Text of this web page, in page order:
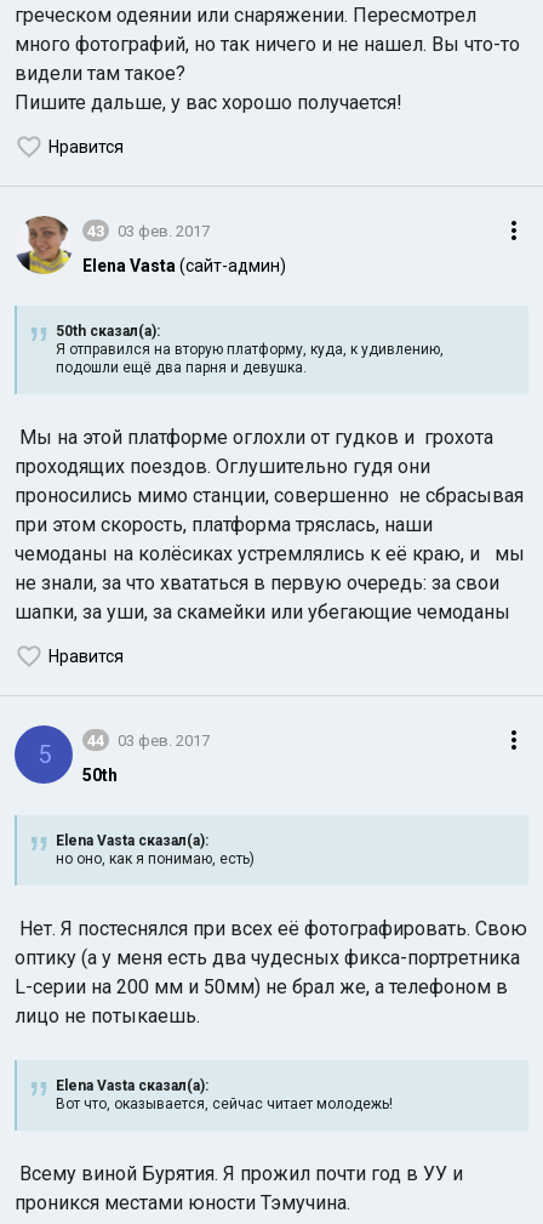
греческом одеянии или снаряжении. Пересмотрел
много фотографий, но так ничего и не нашел. Вы что-то
видели там такое?
Пишите дальше, у вас хорошо получается!
Нравится
43 03 фев. 2017
Elena Vasta (сайт-админ)
50th сказал(а):
Я отправился на вторую платформу, куда, к удивлению,
подошли ещё два парня и девушка.
Мы на этой платформе оглохли от гудков и грохота
проходящих поездов. Оглушительно гудя они
проносились мимо станции, совершенно не сбрасывая
при этом скорость, платформа тряслась, наши
чемоданы на колёсиках устремлялись к её краю, и мы
не знали, за что хвататься в первую очередь: за свои
шапки, за уши, за скамейки или убегающие чемоданы
Нравится
5 44 03 фев. 2017
50th
Elena Vasta сказал(а):
но оно, как я понимаю, есть)
Нет. Я постеснялся при всех её фотографировать. Свою
оптику (а у меня есть два чудесных фикса-портретника
L-серии на 200 мм и 50мм) не брал же, а телефоном в
лицо не потыкаешь.
Elena Vasta сказал(а):
Вот что, оказывается, сейчас читает молодежь!
Всему виной Бурятия. Я прожил почти год в УУ и
проникся местами юности Тэмучина.